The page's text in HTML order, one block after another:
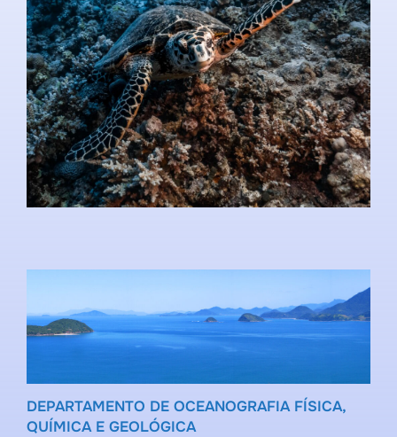
DEPARTAMENTO DE OCEANOGRAFIA FÍSICA,
QUÍMICA E GEOLÓGICA